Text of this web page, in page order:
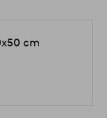
cm